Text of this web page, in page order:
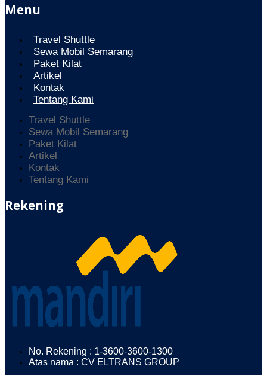
Menu
Travel Shuttle
Sewa Mobil Semarang
Paket Kilat
Artikel
Kontak
Tentang Kami
Travel Shuttle
Sewa Mobil Semarang
Paket Kilat
Artikel
Kontak
Tentang Kami
Rekening
No. Rekening : 1-3600-3600-1300
Atas nama : CV ELTRANS GROUP